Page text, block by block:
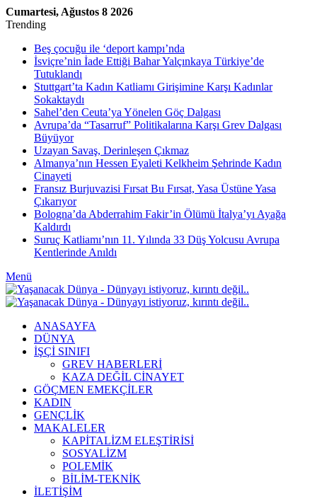
Cumartesi, Ağustos 8 2026
Trending
Beş çocuğu ile ‘deport kampı’nda
İsviçre’nin İade Ettiği Bahar Yalçınkaya Türkiye’de
Tutuklandı
Stuttgart’ta Kadın Katliamı Girişimine Karşı Kadınlar
Sokaktaydı
Sahel’den Ceuta’ya Yönelen Göç Dalgası
Avrupa’da “Tasarruf” Politikalarına Karşı Grev Dalgası
Büyüyor
Uzayan Savaş, Derinleşen Çıkmaz
Almanya’nın Hessen Eyaleti Kelkheim Şehrinde Kadın
Cinayeti
Fransız Burjuvazisi Fırsat Bu Fırsat, Yasa Üstüne Yasa
Çıkarıyor
Bologna’da Abderrahim Fakir’in Ölümü İtalya’yı Ayağa
Kaldırdı
Suruç Katliamı’nın 11. Yılında 33 Düş Yolcusu Avrupa
Kentlerinde Anıldı
Menü
ANASAYFA
DÜNYA
İŞÇİ SINIFI
GREV HABERLERİ
KAZA DEĞİL CİNAYET
GÖÇMEN EMEKÇİLER
KADIN
GENÇLİK
MAKALELER
KAPİTALİZM ELEŞTİRİSİ
SOSYALİZM
POLEMİK
BİLİM-TEKNİK
ILETIŞIM